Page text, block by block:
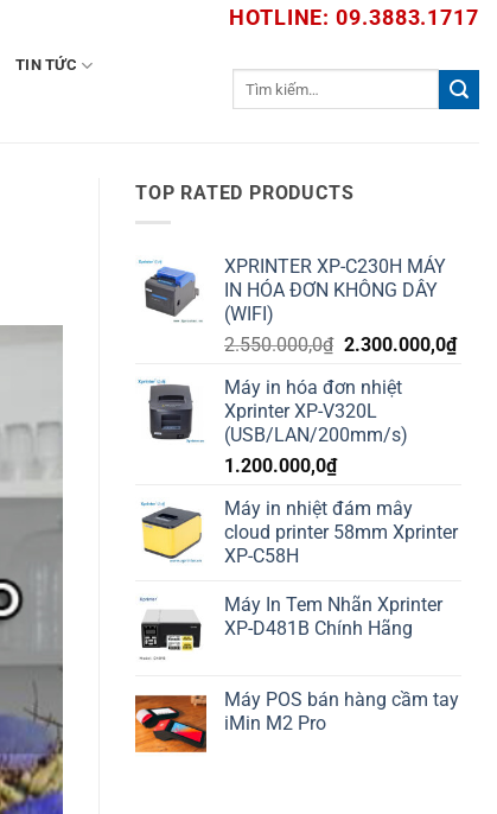
HOTLINE: 09.3883.1717
TIN TỨC
TOP RATED PRODUCTS
XPRINTER XP-C230H MÁY
IN HÓA ĐƠN KHÔNG DÂY
(WIFI)
2.550.000,0₫ Giá
là:
2.550.000,0₫.
2.300.000,0₫Giá
Máy in hóa đơn nhiệt
Xprinter XP-V320L
(USB/LAN/200mm/s)
1.200.000,0₫
Máy in nhiệt đám mây
cloud printer 58mm Xprinter
XP-C58H
Máy In Tem Nhãn Xprinter
XP-D481B Chính Hãng
Máy POS bán hàng cầm tay
iMin M2 Pro